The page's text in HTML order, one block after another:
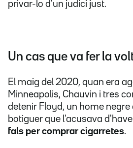
privar-lo d'un judici just.
Un cas que va fer la
El maig del 2020, quan era
Minneapolis, Chauvin i tres
detenir Floyd, un home negre
botiguer que l'acusava
fals per comprar cigarretes.